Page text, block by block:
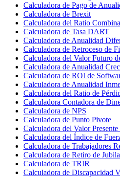
Calculadora de Pago de
Calculadora de Brexit
Calculadora del Ratio
Calculadora de Tasa DART
Calculadora de Anualidad
Calculadora de Retroceso de
Calculadora del Valor Futuro
Calculadora de Anualidad
Calculadora de ROI de
Calculadora de Anualidad
Calculadora del Ratio de
Calculadora Contadora de
Calculadora de NPS
Calculadora de Punto Pivote
Calculadora del Valor
Calculadora del Índice de
Calculadora de Trabajadores
Calculadora de Retiro de
Calculadora de TRIR
Calculadora de Discapacidad